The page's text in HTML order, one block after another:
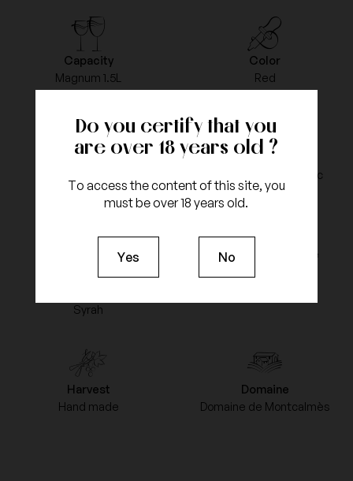
Do you certify that you
are over 18 years old ?
To access the content of this site, you
must be over 18 years old.
Yes No
Capacity
Magnum 1.5L
Color
Red
Vintage
Appellation
Coteau du Languedoc
grapes type
Syrah
Type of Agriculture
Harvest
Hand made
Domaine
Domaine de Montcalmès